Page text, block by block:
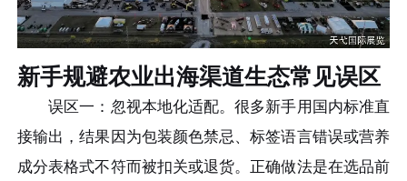
新手规避农业出海渠道生态常见误区
误区一：忽视本地化适配。很多新手用国内标准直
接输出，结果因为包装颜色禁忌、标签语言错误或营养
成分表格式不符而被扣关或退货。正确做法是在选品前